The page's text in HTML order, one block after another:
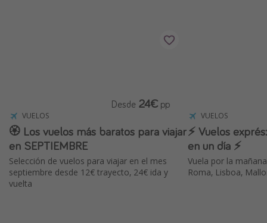
VUELOS
🏵️ Los vuelos más baratos para viajar
en SEPTIEMBRE
Selección de vuelos para viajar en el mes
septiembre desde 12€ trayecto, 24€ ida y
vuelta
Desde 24€ pp
VUELOS
⚡️ Vuelos
en un día ⚡️
Vuela por la
Roma, Lisboa,